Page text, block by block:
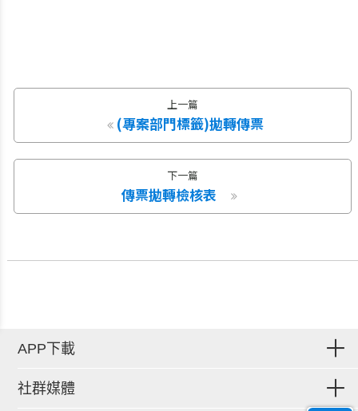
上一篇
(專案部門標籤)拋轉傳票
下一篇
傳票拋轉檢核表
APP下載
社群媒體